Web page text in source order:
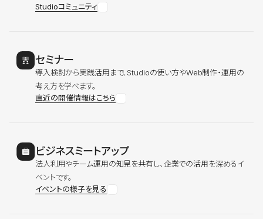
Studioコミュニティ
セミナー
導入検討から実践活用まで、Studioの使い方やWeb制作・運用の
考え方を学べます。
直近の開催情報はこちら
ビジネスミートアップ
法人利用やチーム運用の知見を共有し、企業での活用を深めるイ
ベントです。
イベントの様子を見る